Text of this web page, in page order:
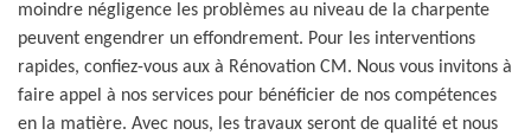
moindre négligence les problèmes au niveau de la charpente
peuvent engendrer un effondrement. Pour les interventions
rapides, confiez-vous aux à Rénovation CM. Nous vous invitons à
faire appel à nos services pour bénéficier de nos compétences
en la matière. Avec nous, les travaux seront de qualité et nous